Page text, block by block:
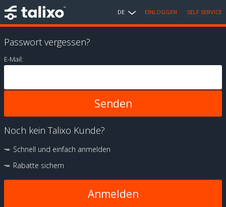
DE EINLOGGEN SELF SERVICE
Passwort vergessen?
E-Mail:
Noch kein Talixo Kunde?
Schnell und einfach anmelden
Rabatte sichern
Anmelden